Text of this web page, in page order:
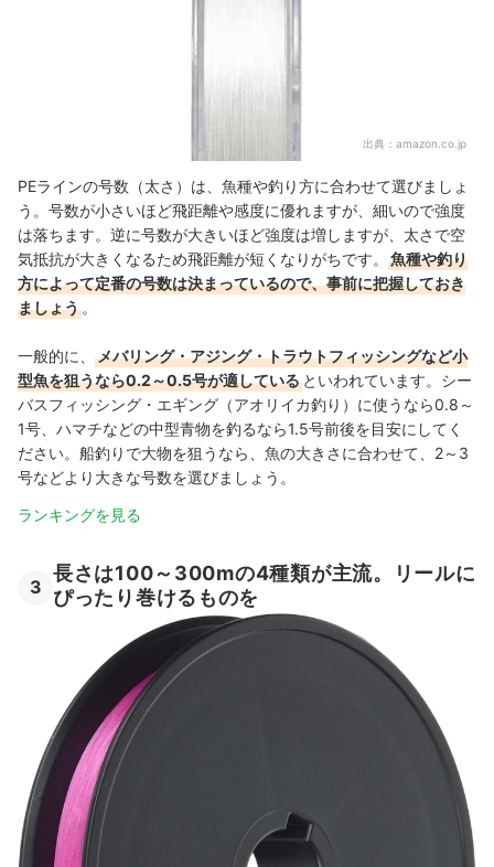
出典： amazon.co.jp
PEラインの号数（太さ）は、魚種や釣り方に合わせて選びましょ
う。号数が小さいほど飛距離や感度に優れますが、細いので強度
は落ちます。逆に号数が大きいほど強度は増しますが、太さで空
気抵抗が大きくなるため飛距離が短くなりがちです。
魚種や釣り
方によって定番の号数は決まっているので、事前に把握しておき
ましょう 。
一般的に、 メバリング・アジング・トラウトフィッシングなど小
型魚を狙うなら0.2～0.5号が適している といわれています。シー
バスフィッシング・エギング（アオリイカ釣り）に使うなら0.8～
1号、ハマチなどの中型青物を釣るなら1.5号前後を目安にしてく
ださい。船釣りで大物を狙うなら、魚の大きさに合わせて、2～3
号などより大きな号数を選びましょう。
ランキングを見る
3
長さは100～300mの4種類が主流。リールに
ぴったり巻けるものを